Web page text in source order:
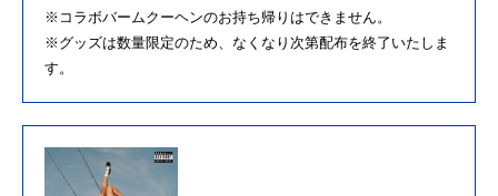
※コラボバームクーヘンのお持ち帰りはできません。
※グッズは数量限定のため、なくなり次第配布を終了いたしま
す。